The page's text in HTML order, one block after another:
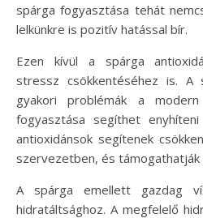
spárga fogyasztása tehát
lelkünkre is pozitív hatással bír.
Ezen kívül a spárga
stressz csökkentéséhez is.
gyakori problémák a
fogyasztása segíthet
antioxidánsok segítenek
szervezetben, és támogathatják
A spárga emellett gazdag
hidratáltsághoz. A megfelelő